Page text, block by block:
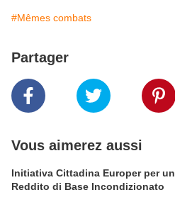
#Mêmes combats
Partager
Vous aimerez aussi
Initiativa Cittadina Europer per un
Reddito di Base Incondizionato